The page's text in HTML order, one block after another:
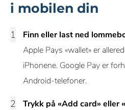
i mobilen din
Finn eller last ned
Apple Pays «wallet» er
iPhonene. Google Pay er
Android-telefoner.
Trykk på «Add card» eller